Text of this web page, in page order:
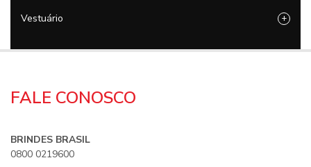
Vestuário +
FALE CONOSCO
BRINDES BRASIL
0800 0219600